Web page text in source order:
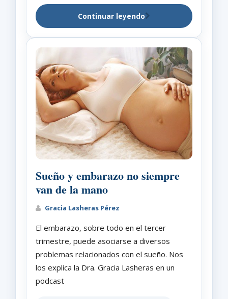
Continuar leyendo
Sueño y embarazo no siempre
van de la mano
Gracia Lasheras Pérez
El embarazo, sobre todo en el tercer
trimestre, puede asociarse a diversos
problemas relacionados con el sueño. Nos
los explica la Dra. Gracia Lasheras en un
podcast